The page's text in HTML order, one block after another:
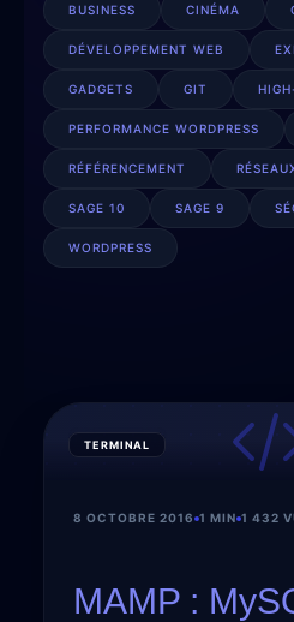
BUSINESS CINÉMA
DÉVELOPPEMENT WEB
GADGETS GIT
PERFORMANCE WORDPRESS
RÉFÉRENCEMENT
SAGE 10 SAGE 9
WORDPRESS
TERMINAL
8 OCTOBRE 2016 1 MIN 1 432
MAMP :